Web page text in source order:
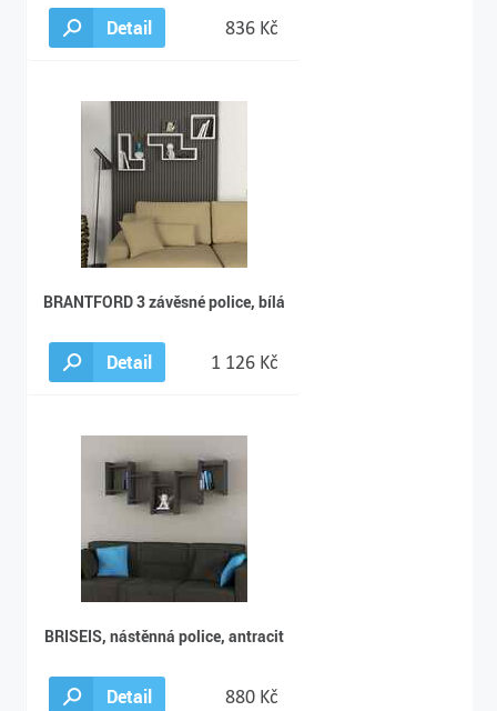
Detail 836 Kč
BRANTFORD 3 závěsné police, bílá
Detail 1 126 Kč
BRISEIS, nástěnná police, antracit
Detail 880 Kč